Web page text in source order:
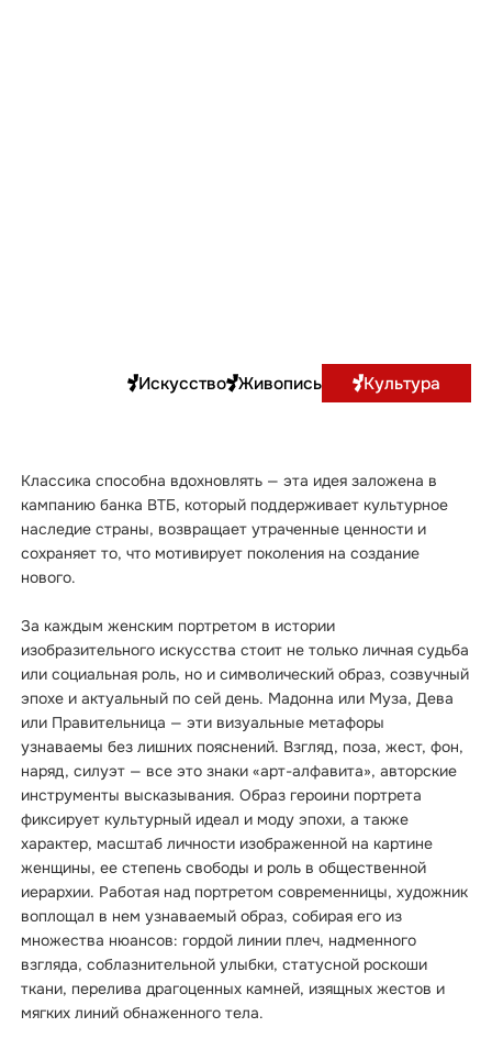
Искусство Живопись Культура
Классика способна вдохновлять — эта идея заложена в
кампанию банка ВТБ, который поддерживает культурное
наследие страны, возвращает утраченные ценности и
сохраняет то, что мотивирует поколения на создание
нового.
За каждым женским портретом в истории
изобразительного искусства стоит не только личная судьба
или социальная роль, но и символический образ, созвучный
эпохе и актуальный по сей день. Мадонна или Муза, Дева
или Правительница — эти визуальные метафоры
узнаваемы без лишних пояснений. Взгляд, поза, жест, фон,
наряд, силуэт — все это знаки «арт-алфавита», авторские
инструменты высказывания. Образ героини портрета
фиксирует культурный идеал и моду эпохи, а также
характер, масштаб личности изображенной на картине
женщины, ее степень свободы и роль в общественной
иерархии. Работая над портретом современницы, художник
воплощал в нем узнаваемый образ, собирая его из
множества нюансов: гордой линии плеч, надменного
взгляда, соблазнительной улыбки, статусной роскоши
ткани, перелива драгоценных камней, изящных жестов и
мягких линий обнаженного тела.